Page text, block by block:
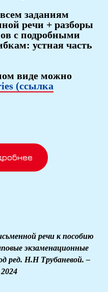
заданиям
речи + разборы
с подробными
устная часть
виде можно
(ссылка
речи к пособию
экзаменационные
ред. Н.Н Трубаневой. –